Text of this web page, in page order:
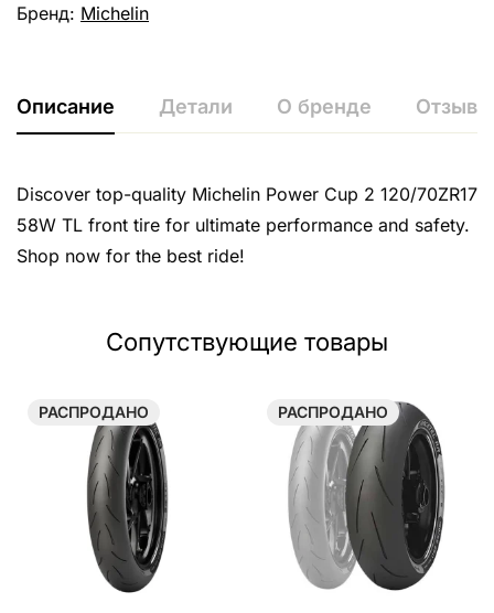
Бренд: Michelin
Описание Детали О бренде
Discover top-quality Michelin Power Cup 2 120/70ZR17
58W TL front tire for ultimate performance and safety.
Shop now for the best ride!
Сопутствующие товары
РАСПРОДАНО РАСПРОДАНО